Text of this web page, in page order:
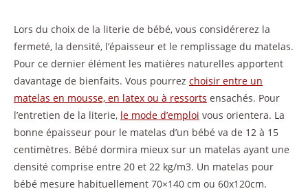
Lors du choix de la literie de bébé, vous considérerez la
fermeté, la densité, l’épaisseur et le remplissage du matelas.
Pour ce dernier élément les matières naturelles apportent
davantage de bienfaits. Vous pourrez choisir entre un
matelas en mousse, en latex ou à ressorts ensachés. Pour
l’entretien de la literie, le mode d’emploi vous orientera. La
bonne épaisseur pour le matelas d’un bébé va de 12 à 15
centimètres. Bébé dormira mieux sur un matelas ayant une
densité comprise entre 20 et 22 kg/m3. Un matelas pour
bébé mesure habituellement 70×140 cm ou 60x120cm.